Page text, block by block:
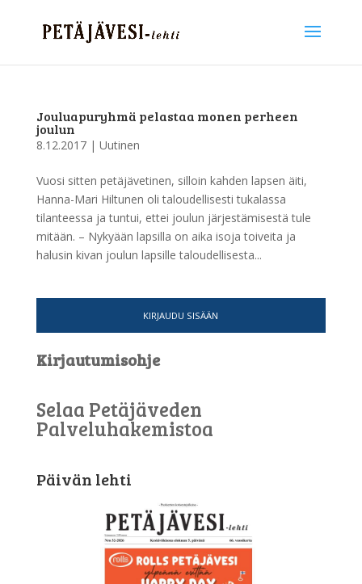
Jouluapuryhmä pelastaa monen perheen
joulun
8.12.2017| Uutinen
Vuosi sitten petäjävetinen, silloin kahden lapsen äiti,
Hanna-Mari Hiltunen oli taloudellisesti tukalassa
tilanteessa ja tuntui, ettei joulun järjestämisestä tule
mitään. – Nykyään lapsilla on aika isoja toiveita ja
halusin kivan joulun lapsille taloudellisesta...
KIRJAUDU SISÄÄN
Kirjautumisohje
Selaa Petäjäveden
Palveluhakemistoa
Päivän lehti